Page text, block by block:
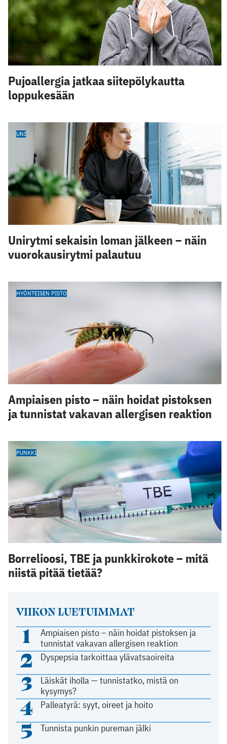
VIIKON LUETUIMMAT
1
Ampiaisen pisto – näin hoidat pistoksen ja
tunnistat vakavan allergisen reaktion
2 Dyspepsia tarkoittaa ylävatsaoireita
3
Läiskät iholla — tunnistatko, mistä on
kysymys?
4 Palleatyrä: syyt, oireet ja hoito
5 Tunnista punkin pureman jälki
Pujoallergia jatkaa siitepölykautta
loppukesään
UNI
Unirytmi sekaisin loman jälkeen – näin
vuorokausirytmi palautuu
HYÖNTEISEN PISTO
Ampiaisen pisto – näin hoidat pistoksen
ja tunnistat vakavan allergisen reaktion
PUNKKI
Borrelioosi, TBE ja punkkirokote – mitä
niistä pitää tietää?